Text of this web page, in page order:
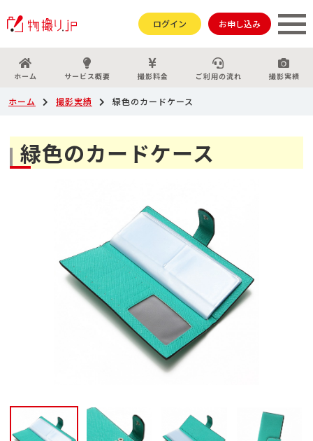
ログイン お申し込み
ホーム サービス概要 撮影料金 ご利用の流れ 撮影実績
ホーム 撮影実績 緑色のカードケース
緑色のカードケース